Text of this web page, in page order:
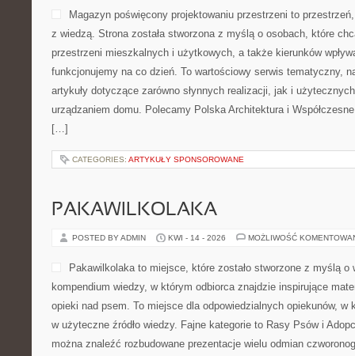
Magazyn poświęcony projektowaniu przestrzeni to
z wiedzą. Strona została stworzona z myślą o osobach, które
przestrzeni mieszkalnych i użytkowych, a także kierunków
funkcjonujemy na co dzień. To wartościowy serwis tematyczny,
artykuły dotyczące zarówno słynnych realizacji, jak i
urządzaniem domu. Polecamy Polska Architektura i
[…]
CATEGORIES: ARTYKUŁY SPONSOROWANE
PAKAWILKOLAKA
POSTED BY ADMIN KWI - 14 - 2026 MOŻLIWOŚĆ
Pakawilkolaka to miejsce, które zostało stworzone z myślą o
kompendium wiedzy, w którym odbiorca znajdzie inspirujące
opieki nad psem. To miejsce dla odpowiedzialnych opiekunów, w
w użyteczne źródło wiedzy. Fajne kategorie to Rasy Psów i
można znaleźć rozbudowane prezentacje wielu odmian